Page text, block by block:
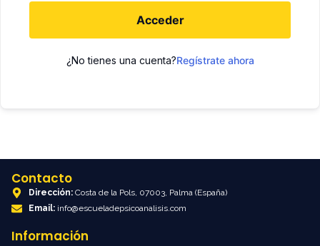
Acceder
¿No tienes una cuenta?Regístrate ahora
Contacto
Dirección: Costa de la Pols, 07003, Palma (España)
Email: info@escueladepsicoanalisis.com
Información